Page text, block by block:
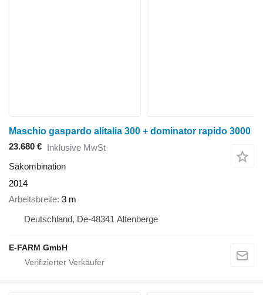
Maschio gaspardo alitalia 300 + dominator rapido 3000
23.680 € Inklusive MwSt
Säkombination
2014
Arbeitsbreite 3 m
Deutschland, De-48341 Altenberge
E-FARM GmbH